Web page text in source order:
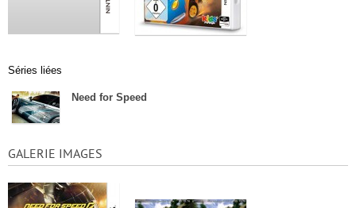
Séries liées
Need for Speed
GALERIE IMAGES